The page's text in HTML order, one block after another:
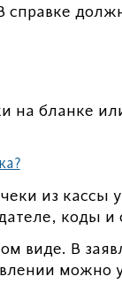
на бланке
из кассы
коды
виде. В